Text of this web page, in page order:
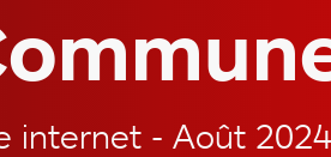
internet - Août 2024